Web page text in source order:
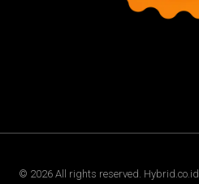
© 2026 All rights reserved. Hybrid.co.id